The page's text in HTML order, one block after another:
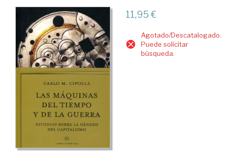
11,95 €
Agotado/Descatalogado.
Puede solicitar
búsqueda.